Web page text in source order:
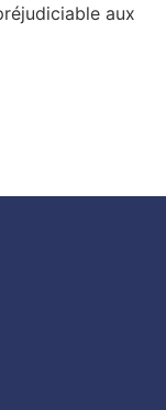
aux